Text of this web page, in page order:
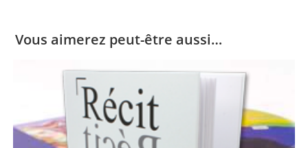
Vous aimerez peut-être aussi…